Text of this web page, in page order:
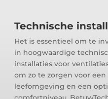
Technische
Het is essentieel om te
in hoogwaardige
installaties voor
om zo te zorgen voor
leefomgeving en een